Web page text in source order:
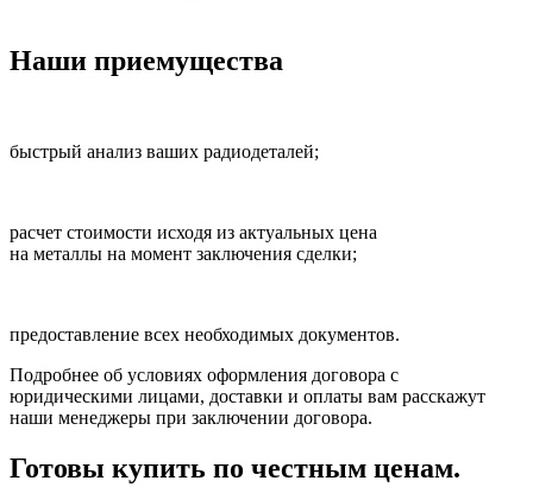
Наши приемущества
быстрый анализ ваших радиодеталей;
расчет стоимости исходя из актуальных цена
на металлы на момент заключения сделки;
предоставление всех необходимых документов.
Подробнее об условиях оформления договора с
юридическими лицами, доставки и оплаты вам расскажут
наши менеджеры при заключении договора.
Готовы купить по честным ценам.